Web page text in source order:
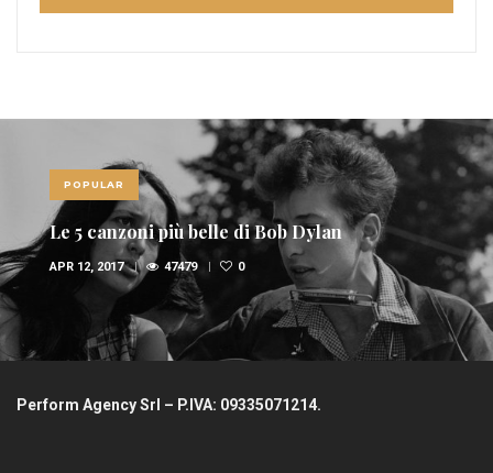
POPULAR
Le 5 canzoni più belle di Bob Dylan
APR 12, 2017 47479 0
Perform Agency Srl – P.IVA: 09335071214.